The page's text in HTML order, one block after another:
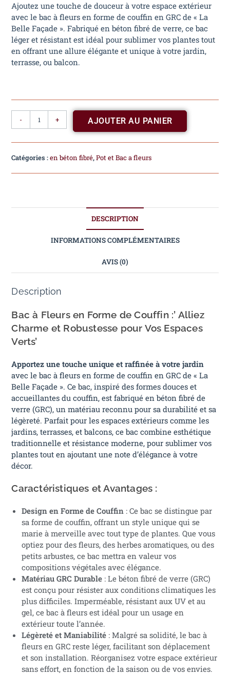
Ajoutez une touche de douceur à votre espace extérieur
avec le bac à fleurs en forme de couffin en GRC de « La
Belle Façade ». Fabriqué en béton fibré de verre, ce bac
léger et résistant est idéal pour sublimer vos plantes tout
en offrant une allure élégante et unique à votre jardin,
terrasse, ou balcon.
- + AJOUTER AU PANIER
Catégories :en béton fibré,Pot et Bac a fleurs
DESCRIPTION
INFORMATIONS COMPLÉMENTAIRES
AVIS (0)
Description
Bac à Fleurs en Forme de Couffin :’ Alliez
Charme et Robustesse pour Vos Espaces
Verts’
Apportez une touche unique et raffinée à votre jardin
avec le bac à fleurs en forme de couffin en GRC de « La
Belle Façade ». Ce bac, inspiré des formes douces et
accueillantes du couffin, est fabriqué en béton fibré de
verre (GRC), un matériau reconnu pour sa durabilité et sa
légèreté. Parfait pour les espaces extérieurs comme les
jardins, terrasses, et balcons, ce bac combine esthétique
traditionnelle et résistance moderne, pour sublimer vos
plantes tout en ajoutant une note d’élégance à votre
décor.
Caractéristiques et Avantages :
Design en Forme de Couffin : Ce bac se distingue par
sa forme de couffin, offrant un style unique qui se
marie à merveille avec tout type de plantes. Que vous
optiez pour des fleurs, des herbes aromatiques, ou des
petits arbustes, ce bac mettra en valeur vos
compositions végétales avec élégance.
Matériau GRC Durable : Le béton fibré de verre (GRC)
est conçu pour résister aux conditions climatiques les
plus difficiles. Imperméable, résistant aux UV et au
gel, ce bac à fleurs est idéal pour un usage en
extérieur toute l’année.
Légèreté et Maniabilité : Malgré sa solidité, le bac à
fleurs en GRC reste léger, facilitant son déplacement
et son installation. Réorganisez votre espace extérieur
sans effort, en fonction de la saison ou de vos envies.